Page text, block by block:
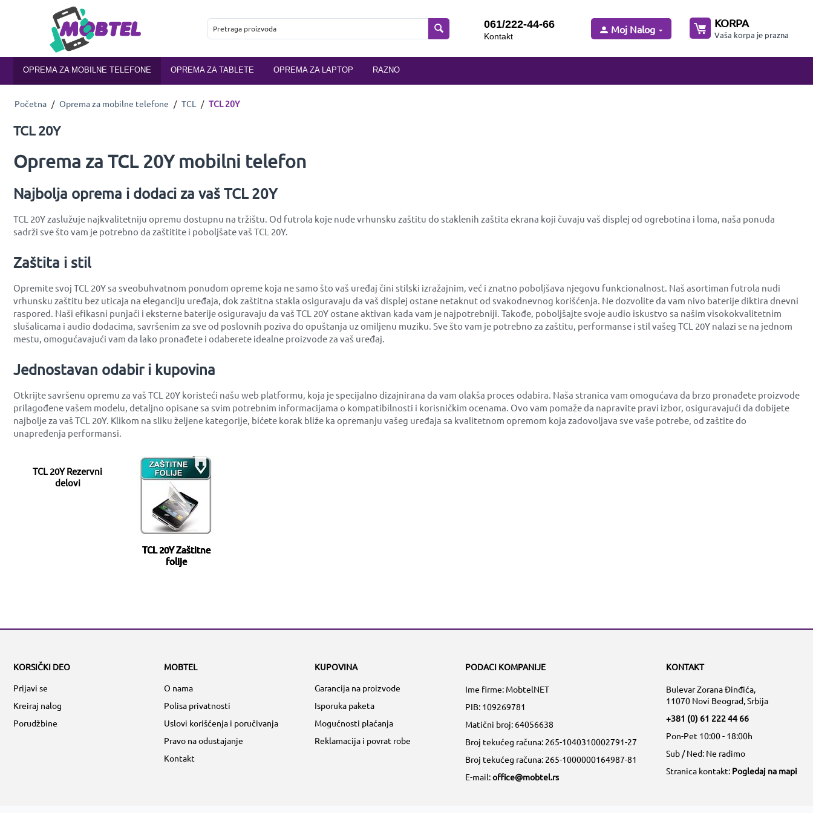
061/222-44-66
Kontakt
Moj Nalog KORPA
Vaša korpa je prazna
OPREMA ZA MOBILNE TELEFONE OPREMA ZA TABLETE OPREMA ZA LAPTOP RAZNO
Početna / Oprema za mobilne telefone / TCL / TCL 20Y
TCL 20Y
Oprema za TCL 20Y mobilni telefon
Najbolja oprema i dodaci za vaš TCL 20Y
TCL 20Y zaslužuje najkvalitetniju opremu dostupnu na tržištu. Od futrola koje nude vrhunsku zaštitu do staklenih zaštita ekrana koji čuvaju vaš displej od ogrebotina i loma, naša ponuda
sadrži sve što vam je potrebno da zaštitite i poboljšate vaš TCL 20Y.
Zaštita i stil
Opremite svoj TCL 20Y sa sveobuhvatnom ponudom opreme koja ne samo što vaš uređaj čini stilski izražajnim, već i znatno poboljšava njegovu funkcionalnost. Naš asortiman futrola nudi
vrhunsku zaštitu bez uticaja na eleganciju uređaja, dok zaštitna stakla osiguravaju da vaš displej ostane netaknut od svakodnevnog korišćenja. Ne dozvolite da vam nivo baterije diktira dnevni
raspored. Naši efikasni punjači i eksterne baterije osiguravaju da vaš TCL 20Y ostane aktivan kada vam je najpotrebniji. Takođe, poboljšajte svoje audio iskustvo sa našim visokokvalitetnim
slušalicama i audio dodacima, savršenim za sve od poslovnih poziva do opuštanja uz omiljenu muziku. Sve što vam je potrebno za zaštitu, performanse i stil vašeg TCL 20Y nalazi se na jednom
mestu, omogućavajući vam da lako pronađete i odaberete idealne proizvode za vaš uređaj.
Jednostavan odabir i kupovina
Otkrijte savršenu opremu za vaš TCL 20Y koristeći našu web platformu, koja je specijalno dizajnirana da vam olakša proces odabira. Naša stranica vam omogućava da brzo pronađete proizvode
prilagođene vašem modelu, detaljno opisane sa svim potrebnim informacijama o kompatibilnosti i korisničkim ocenama. Ovo vam pomaže da napravite pravi izbor, osiguravajući da dobijete
najbolje za vaš TCL 20Y. Klikom na sliku željene kategorije, bićete korak bliže ka opremanju vašeg uređaja sa kvalitetnom opremom koja zadovoljava sve vaše potrebe, od zaštite do
unapređenja performansi.
TCL 20Y Rezervni
delovi
TCL 20Y Zaštitne
folije
KORSIČKI DEO
Prijavi se
Kreiraj nalog
Porudžbine
MOBTEL
O nama
Polisa privatnosti
Uslovi korišćenja i poručivanja
Pravo na odustajanje
Kontakt
KUPOVINA
Garancija na proizvode
Isporuka paketa
Mogućnosti plaćanja
Reklamacija i povrat robe
PODACI KOMPANIJE
Ime firme: MobtelNET
PIB: 109269781
Matični broj: 64056638
Broj tekućeg računa: 265-1040310002791-27
Broj tekućeg računa: 265-1000000164987-81
E-mail:office@mobtel.rs
KONTAKT
Bulevar Zorana Đinđića,
11070 Novi Beograd, Srbija
+381 (0) 61 222 44 66
Pon-Pet 10:00 - 18:00h
Sub / Ned: Ne radimo
Stranica kontakt: Pogledaj na mapi